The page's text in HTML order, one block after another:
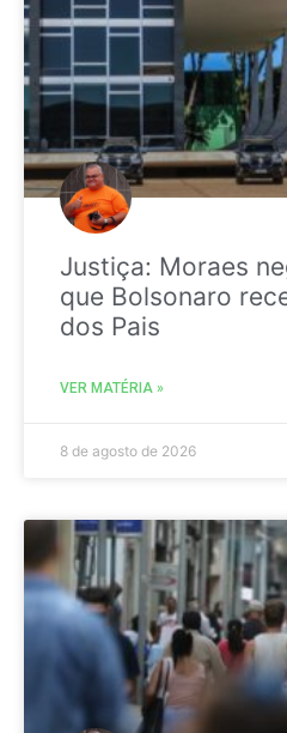
Justiça: Moraes
que Bolsonaro
dos Pais
VER MATÉRIA »
8 de agosto de 2026